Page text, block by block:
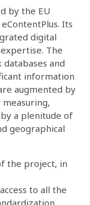
by the EU
Its
digital
The
and
information
augmented by
a plenitude of
geographical
the project, in
to all the